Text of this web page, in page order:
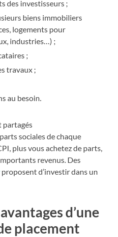
des investisseurs ;
biens immobiliers
logements pour
industries…) ;
;
travaux ;
au besoin.
partagés
sociales de chaque
plus vous achetez de parts,
revenus. Des
proposent d’investir dans un
d’une
placement